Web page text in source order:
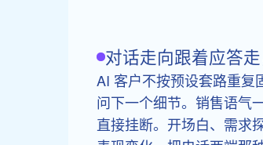
对话走向跟着应答
AI 客户不按预设套路重复
问下一个细节。销售语气
直接挂断。开场白、需求